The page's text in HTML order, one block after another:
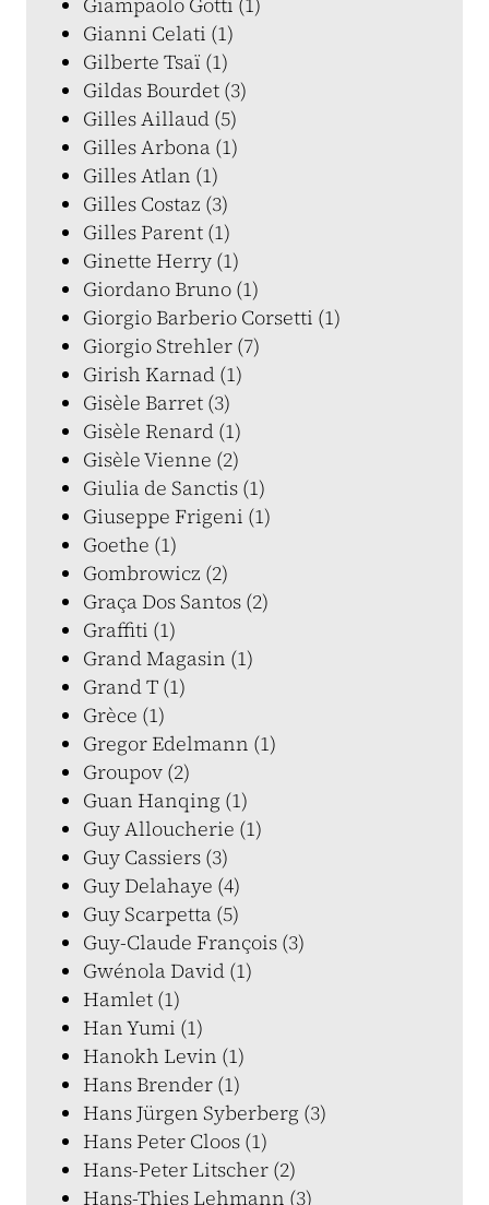
Gianni Celati (1)
Gilberte Tsaï (1)
Gildas Bourdet (3)
Gilles Aillaud (5)
Gilles Arbona (1)
Gilles Atlan (1)
Gilles Costaz (3)
Gilles Parent (1)
Ginette Herry (1)
Giordano Bruno (1)
Giorgio Barberio Corsetti (1)
Giorgio Strehler (7)
Girish Karnad (1)
Gisèle Barret (3)
Gisèle Renard (1)
Gisèle Vienne (2)
Giulia de Sanctis (1)
Giuseppe Frigeni (1)
Goethe (1)
Gombrowicz (2)
Graça Dos Santos (2)
Graffiti (1)
Grand Magasin (1)
Grand T (1)
Grèce (1)
Gregor Edelmann (1)
Groupov (2)
Guan Hanqing (1)
Guy Alloucherie (1)
Guy Cassiers (3)
Guy Delahaye (4)
Guy Scarpetta (5)
Guy-Claude François (3)
Gwénola David (1)
Hamlet (1)
Han Yumi (1)
Hanokh Levin (1)
Hans Brender (1)
Hans Jürgen Syberberg (3)
Hans Peter Cloos (1)
Hans-Peter Litscher (2)
Hans-Thies Lehmann (3)